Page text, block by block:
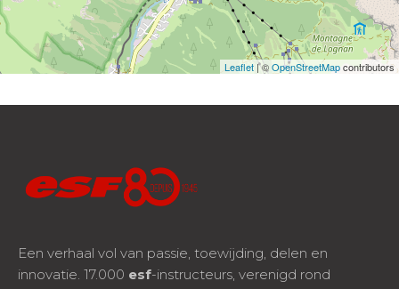
Leaflet | ©OpenStreetMapcontributors
Een verhaal vol van passie, toewijding, delen en
innovatie. 17.000 esf-instructeurs, verenigd rond